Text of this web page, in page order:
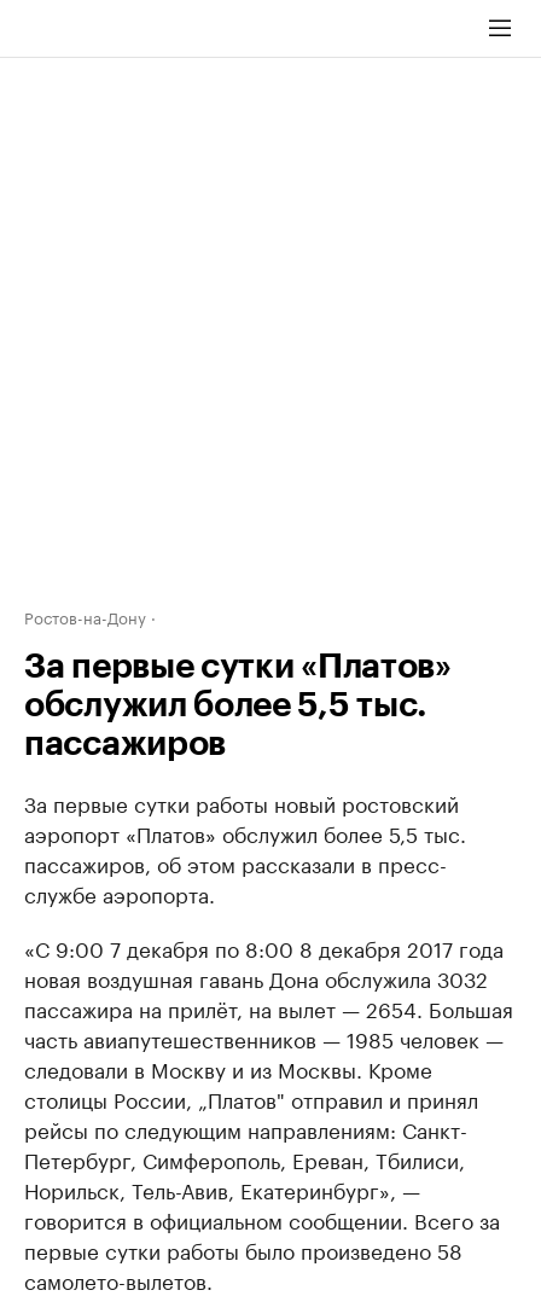
Ростов-на-Дону
За первые сутки «Платов»
обслужил более 5,5 тыс.
пассажиров
За первые сутки работы новый ростовский
аэропорт «Платов» обслужил более 5,5 тыс.
пассажиров, об этом рассказали в пресс-
службе аэропорта.
«С 9:00 7 декабря по 8:00 8 декабря 2017 года
новая воздушная гавань Дона обслужила 3032
пассажира на прилёт, на вылет — 2654. Большая
часть авиапутешественников — 1985 человек —
следовали в Москву и из Москвы. Кроме
столицы России, „Платов" отправил и принял
рейсы по следующим направлениям: Санкт-
Петербург, Симферополь, Ереван, Тбилиси,
Норильск, Тель-Авив, Екатеринбург», —
говорится в официальном сообщении. Всего за
первые сутки работы было произведено 58
самолето-вылетов.